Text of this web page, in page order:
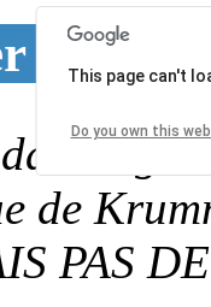
de
PAS
This page can't
Do you own this